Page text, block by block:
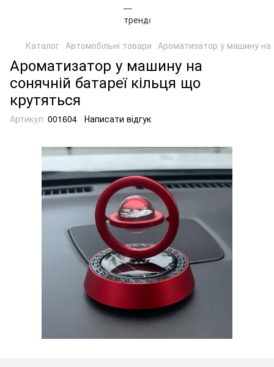
Каталог Автомобільні товари Ароматизатор у машину на
Ароматизатор у машину на
сонячній батареї кільця що
крутяться
Артикул: 001604 Написати відгук